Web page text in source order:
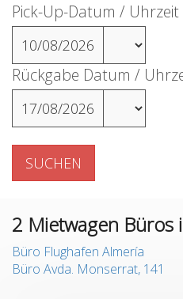
Pick-Up-Datum / Uhrzeit
10/08/2026
Rückgabe Datum /
17/08/2026
SUCHEN
2 Mietwagen Büros
Büro Flughafen Almería
Büro Avda. Monserrat, 141